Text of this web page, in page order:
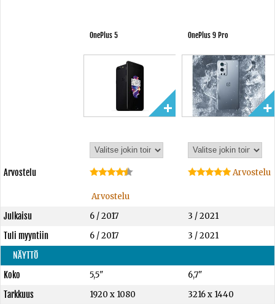
OnePlus 5 OnePlus 9 Pro
Arvostelu
Arvostelu
Arvostelu
Julkaisu 6 / 2017
3 / 2021
Tuli myyntiin
6 / 2017
3 / 2021
NÄYTTÖ
Koko
5,5"
6,7"
Tarkkuus
1920 x 1080
3216 x 1440